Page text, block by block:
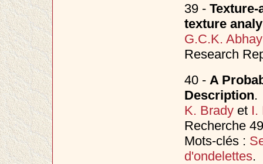
39 -
texture
G.C.K.
Research
40 - A
Description.
K. Bradyet I.
Recherche
Mots-clés :
d'ondelettes.